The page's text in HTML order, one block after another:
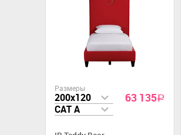
Размеры
200x120
CAT A
63 135a